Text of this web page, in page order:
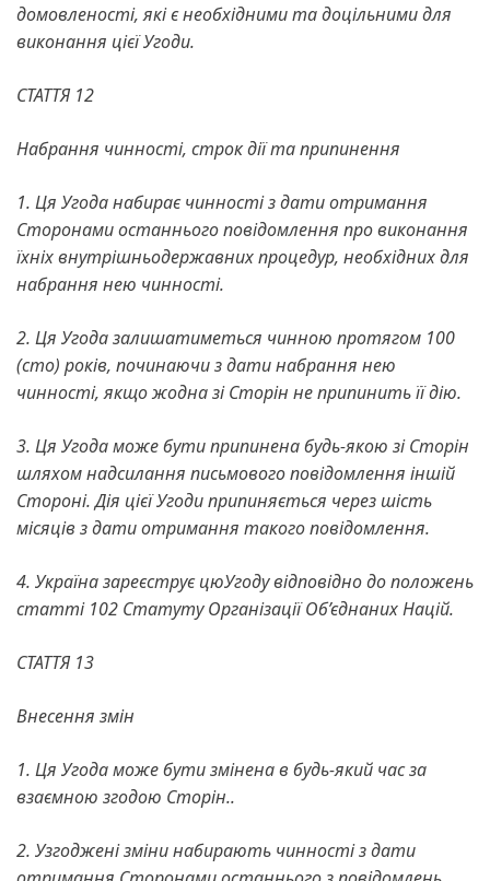
домовленості, які є необхідними та доцільними для
виконання цієї Угоди.
СТАТТЯ 12
Набрання чинності, строк дії та припинення
1. Ця Угода набирає чинності з дати отримання
Сторонами останнього повідомлення про виконання
їхніх внутрішньодержавних процедур, необхідних для
набрання нею чинності.
2. Ця Угода залишатиметься чинною протягом 100
(сто) років, починаючи з дати набрання нею
чинності, якщо жодна зі Сторін не припинить її дію.
3. Ця Угода може бути припинена будь-якою зі Сторін
шляхом надсилання письмового повідомлення іншій
Стороні. Дія цієї Угоди припиняється через шість
місяців з дати отримання такого повідомлення.
4. Україна зареєструє цюУгоду відповідно до положень
статті 102 Статуту Організації Об’єднаних Націй.
СТАТТЯ 13
Внесення змін
1. Ця Угода може бути змінена в будь-який час за
взаємною згодою Сторін..
2. Узгоджені зміни набирають чинності з дати